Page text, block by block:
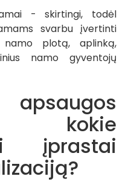
- skirtingi, todėl
svarbu įvertinti
namo plotą, aplinką,
namo gyventojų
kokie
įprastai